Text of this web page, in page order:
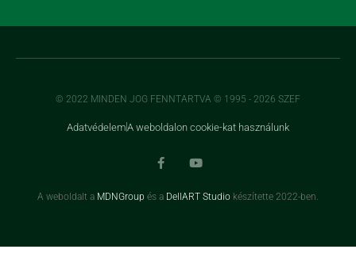
© 2022 MINDEN JOG FENNTARTVA © 1995 - 2026 SZEF
AdatvédelemA weboldalon cookie-kat használunk
A weboldalt a MDNGroup és a DellART Studio készítette 2022-ben.